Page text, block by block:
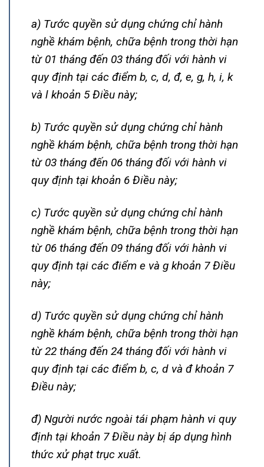
a) Tước quyền sử dụng chứng chỉ hành
nghề khám bệnh, chữa bệnh trong thời hạn
từ 01 tháng đến 03 tháng đối với hành vi
quy định tại các điểm b, c, d, đ, e, g, h, i, k
và l khoản 5 Điều này;
b) Tước quyền sử dụng chứng chỉ hành
nghề khám bệnh, chữa bệnh trong thời hạn
từ 03 tháng đến 06 tháng đối với hành vi
quy định tại khoản 6 Điều này;
c) Tước quyền sử dụng chứng chỉ hành
nghề khám bệnh, chữa bệnh trong thời hạn
từ 06 tháng đến 09 tháng đối với hành vi
quy định tại các điểm e và g khoản 7 Điều
này;
d) Tước quyền sử dụng chứng chỉ hành
nghề khám bệnh, chữa bệnh trong thời hạn
từ 22 tháng đến 24 tháng đối với hành vi
quy định tại các điểm b, c, d và đ khoản 7
Điều này;
đ) Người nước ngoài tái phạm hành vi quy
định tại khoản 7 Điều này bị áp dụng hình
thức xử phạt trục xuất.